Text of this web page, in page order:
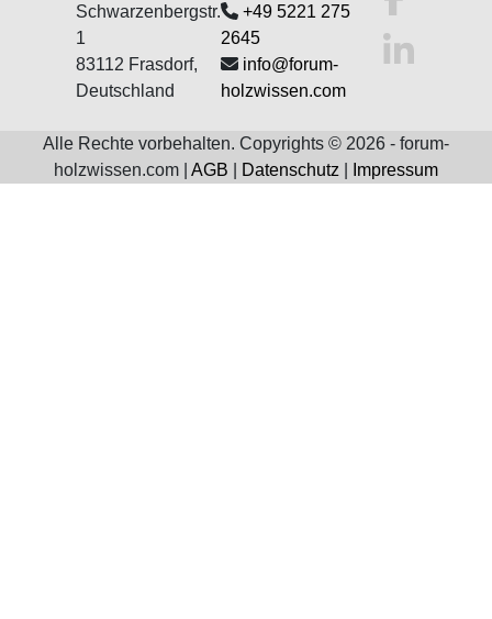
Schwarzenbergstr.
1
83112 Frasdorf,
Deutschland
+49 5221 275
2645
info@forum-
holzwissen.com
Alle Rechte vorbehalten. Copyrights © 2026 - forum-
holzwissen.com | AGB Datenschutz Impressum